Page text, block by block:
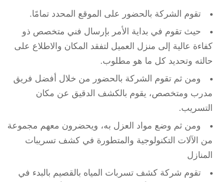
تقوم الشركة بالحضور على الموقع المحدد تمامًا.
حيث تقوم في بداية الأمر بإرسال فني متخصص ذو
كفاءة عالية إلى منزل العميل لتفقد المكان والاطلاع على
حالته وتحديد كل ما هو مطلوب.
ومن ثم تقوم الشركة بالحضور من خلال أفضل فريق
مدرب ومتخصص، يقوم بالكشف الدقيق عن مكان
التسريب.
ومن ثم وضع مواد العزل به، ويحضرون معهم مجموعة
من الآلات التكنولوجية والمتطورة في كشف تسريبات
المنازل
تقوم شركة كشف تسربات المياه بالقصيم بالبدء في